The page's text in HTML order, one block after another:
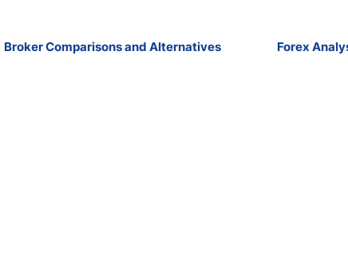
Broker Comparisons and Alternatives
Forex
Free Forex